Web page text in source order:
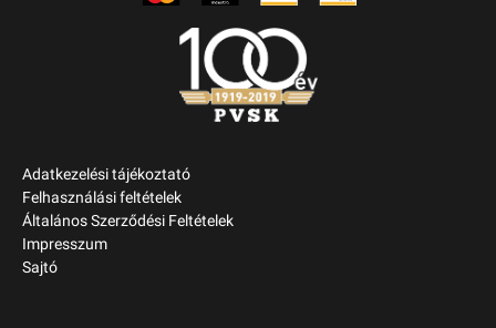
Adatkezelési tájékoztató
Felhasználási feltételek
Általános Szerződési Feltételek
Impresszum
Sajtó